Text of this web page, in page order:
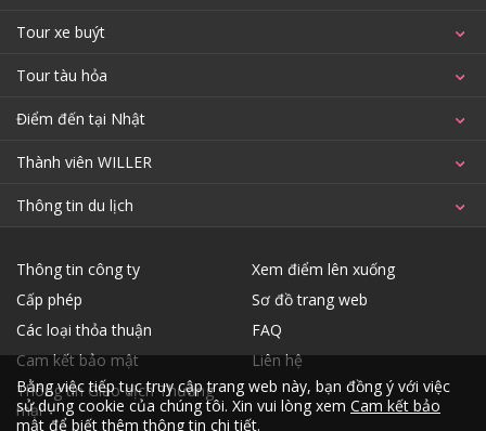
Tour xe buýt
Tour tàu hỏa
Điểm đến tại Nhật
Thành viên WILLER
Thông tin du lịch
Thông tin công ty
Cấp phép
Các loại thỏa thuận
Cam kết bảo mật
Thông tin Giao dịch Thương
mại
Xem điểm lên xuống
Sơ đồ trang web
FAQ
Liên hệ
Bằng việc tiếp tục truy cập trang web này, bạn đồng ý với việc
sử dụng cookie của chúng tôi. Xin vui lòng xem Cam kết bảo
mật để biết thêm thông tin chi tiết.